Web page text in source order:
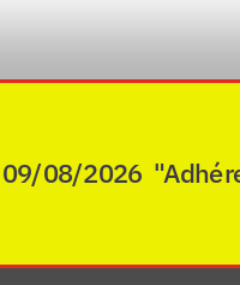
09/08/2026